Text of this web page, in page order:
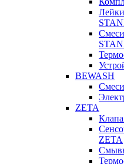
BEWASH
ZETA
ZETA